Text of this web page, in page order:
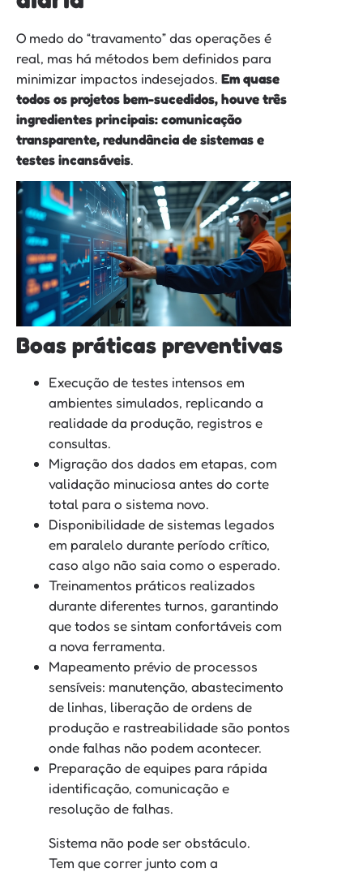
O medo do “travamento” das operações é
real, mas há métodos bem definidos para
minimizar impactos indesejados. Em quase
todos os projetos bem-sucedidos, houve três
ingredientes principais: comunicação
transparente, redundância de sistemas e
testes incansáveis.
Boas práticas preventivas
Execução de testes intensos em
ambientes simulados, replicando a
realidade da produção, registros e
consultas.
Migração dos dados em etapas, com
validação minuciosa antes do corte
total para o sistema novo.
Disponibilidade de sistemas legados
em paralelo durante período crítico,
caso algo não saia como o esperado.
Treinamentos práticos realizados
durante diferentes turnos, garantindo
que todos se sintam confortáveis com
a nova ferramenta.
Mapeamento prévio de processos
sensíveis: manutenção, abastecimento
de linhas, liberação de ordens de
produção e rastreabilidade são pontos
onde falhas não podem acontecer.
Preparação de equipes para rápida
identificação, comunicação e
resolução de falhas.
Sistema não pode ser obstáculo.
Tem que correr junto com a